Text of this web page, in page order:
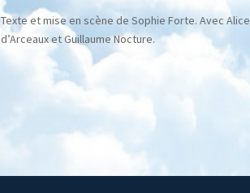
Texte et mise en scène de Sophie Forte. Avec Alice
d’Arceaux et Guillaume Nocture.